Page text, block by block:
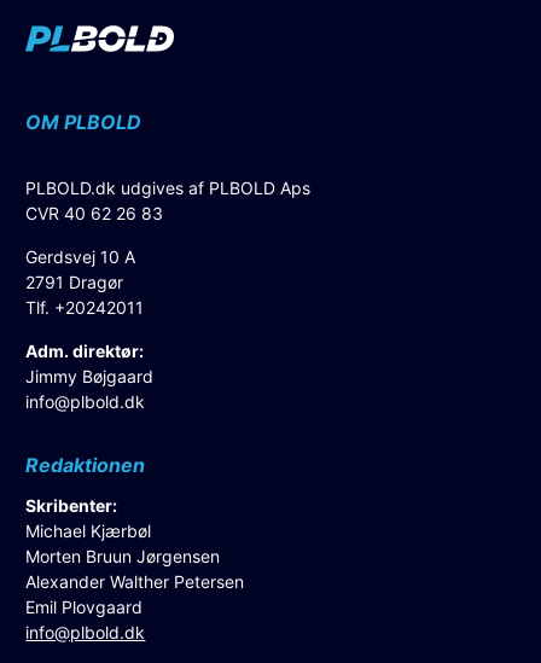
OM PLBOLD
PLBOLD.dk udgives af PLBOLD Aps
CVR 40 62 26 83
Gerdsvej 10 A
2791 Dragør
Tlf. +20242011
Adm. direktør:
Jimmy Bøjgaard
info@plbold.dk
Redaktionen
Skribenter:
Michael Kjærbøl
Morten Bruun Jørgensen
Alexander Walther Petersen
Emil Plovgaard
info@plbold.dk